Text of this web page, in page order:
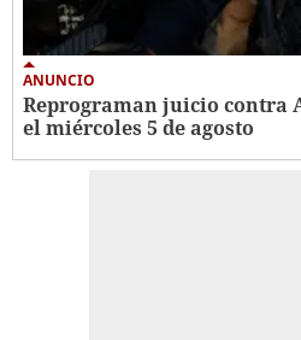
ANUNCIO
Reprograman juicio contra
el miércoles 5 de agosto